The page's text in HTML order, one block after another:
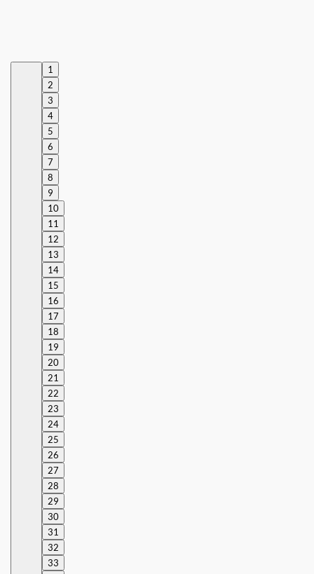
1
2
3
4
5
6
7
8
9
10
11
12
13
14
15
16
17
18
19
20
21
22
23
24
25
26
27
28
29
30
31
32
33